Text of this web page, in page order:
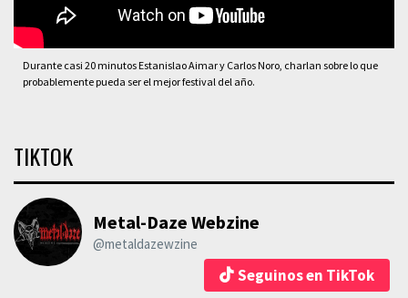
Durante casi 20 minutos Estanislao Aimar y Carlos Noro, charlan sobre lo que
probablemente pueda ser el mejor festival del año.
TIKTOK
Metal-Daze Webzine
@metaldazewzine
Seguinos en TikTok